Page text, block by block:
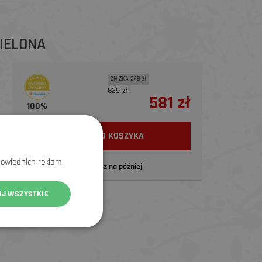
100%
ZNİŻKA 248 zł
829 zł
581 zł
WŁÓŻ DO KOSZYKA
Zapisz na później
reklam.
WSZYSTKIE